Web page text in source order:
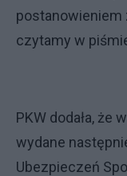
postanowieniem
czytamy w
PKW dodała, że
wydane
Ubezpieczeń